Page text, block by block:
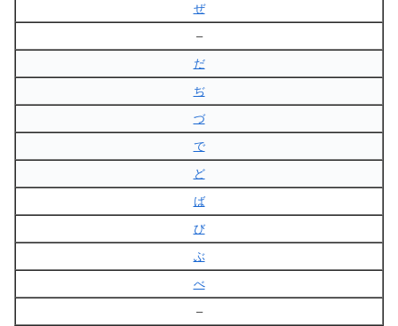
ぜ
–
だ
ぢ
づ
で
ど
ば
び
ぶ
べ
–